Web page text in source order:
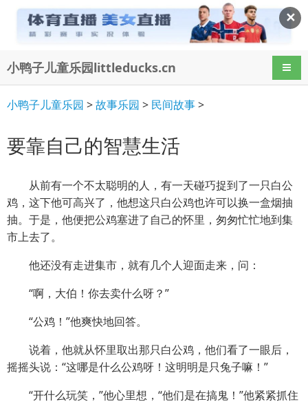
✕
小鸭子儿童乐园littleducks.cn 导航
小鸭子儿童乐园 >故事乐园 > 民间故事>
要靠自己的智慧生活
从前有一个不太聪明的人，有一天碰巧捉到了一只白公
鸡，这下他可高兴了，他想这只白公鸡也许可以换一盒烟抽
抽。于是，他便把公鸡塞进了自己的怀里，匆匆忙忙地到集
市上去了。
他还没有走进集市，就有几个人迎面走来，问：
“啊，大伯！你去卖什么呀？”
“公鸡！”他爽快地回答。
说着，他就从怀里取出那只白公鸡，他们看了一眼后，
摇摇头说：“这哪是什么公鸡呀！这明明是只兔子嘛！”
“开什么玩笑，”他心里想，“他们是在搞鬼！”他紧紧抓住